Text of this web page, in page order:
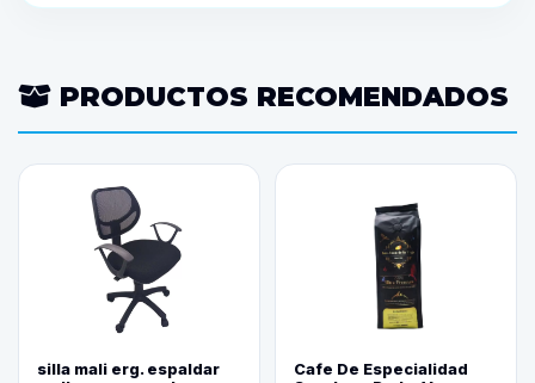
PRODUCTOS RECOMENDADOS
silla mali erg. espaldar
Cafe De Especialidad